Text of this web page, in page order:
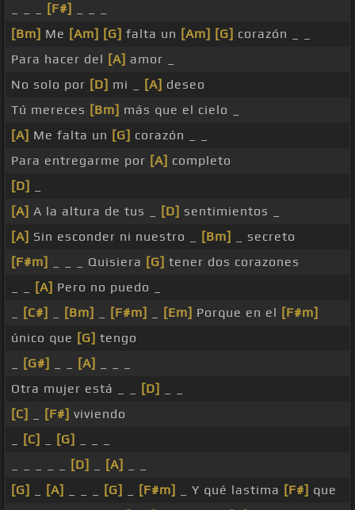
[F#]
[Bm] Me [Am] [G] falta un [Am] [G] corazón _ _
Para hacer del [A] amor _
No solo por [D] mi _ [A] deseo
Tú mereces [Bm] más que el cielo _
[A] Me falta un [G] corazón _ _
Para entregarme por [A] completo
[D]
[A] A la altura de tus _ [D] sentimientos _
[A] Sin esconder ni nuestro _ [Bm]
_ secreto
[F#m]
_ _ _ Quisiera [G] tener dos corazones
[A] Pero no puedo _
[C#] [Bm] [F#m] [Em] Porque en el [F#m]
único que [G] tengo
[G#] [A]
Otra mujer está _ _
[D]
[C]
[F#] viviendo
[C] [G]
[D] [A]
[G]
[A] [G] [F#m] _ Y qué lastima [F#] que